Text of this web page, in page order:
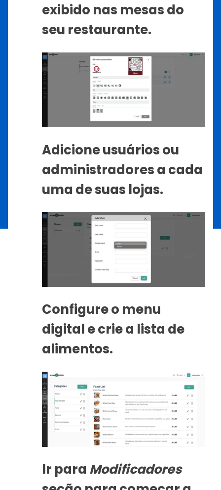
exibido nas mesas do
seu restaurante.
Adicione usuários ou
administradores a cada
uma de suas lojas.
Configure o menu
digital e crie a lista de
alimentos.
Ir para Modificadores